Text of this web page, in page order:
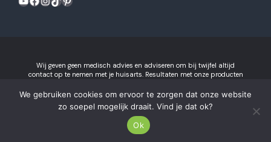
Wij geven geen medisch advies en adviseren om bij twijfel altijd
contact op te nemen met je huisarts. Resultaten met onze producten
privacyverklaring
Gezonderecepten.nl is onderdeel van Recept voor Succes B.V.
2026 © Gezonderecepten.nl.
We gebruiken cookies om ervoor te zorgen dat onze website
zo soepel mogelijk draait. Vind je dat ok?
Ok